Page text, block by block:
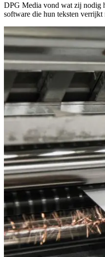
DPG Media vond wat zij nodig
software die hun teksten verrijkt